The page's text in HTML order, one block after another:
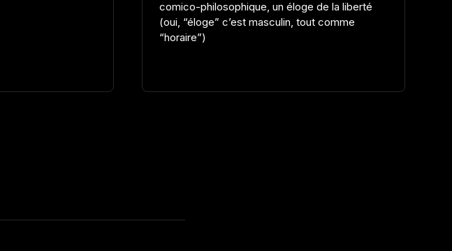
comico-philosophique, un éloge de la liberté
(oui, “éloge” c’est masculin, tout comme
“horaire”)